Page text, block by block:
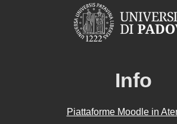
Info
Piattaforme Moodle in